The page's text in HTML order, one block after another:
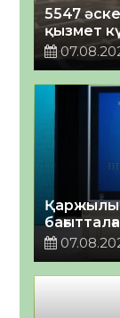
5547
қызмет